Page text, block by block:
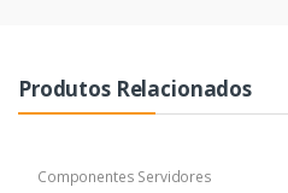
Produtos Relacionados
Componentes Servidores